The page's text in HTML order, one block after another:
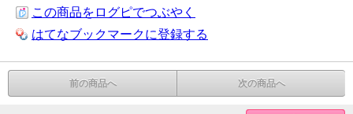
この商品をログピでつぶやく
はてなブックマークに登録する
前の商品へ 次の商品へ